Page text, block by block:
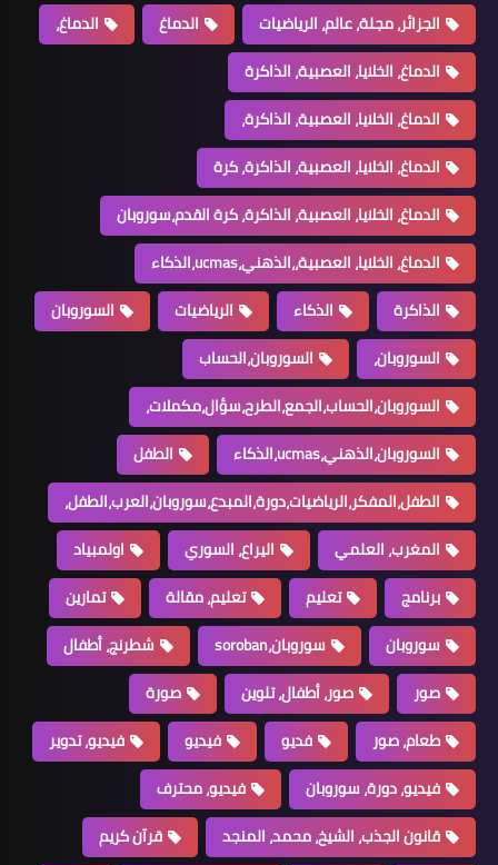
الجزائر، مجلة، عالم، الرياضيات الدماغ
الدماغ،
الدماغ، الخلايا، العصبية، الذاكرة
الدماغ، الخلايا، العصبية، الذاكرة،
الدماغ، الخلايا، العصبية، الذاكرة، كرة
الدماغ، الخلايا، العصبية، الذاكرة، كرة القدم،سوروبان
الدماغ، الخلايا، العصبية،،الذهني،ucmas،الذكاء
الذاكرة
الذكاء الرياضيات
السوروبان
السوروبان،
السوروبان،الحساب
السوروبان،الحساب،الجمع،الطرح،سؤال،مكملات،
السوروبان،الذهني،ucmas،الذكاء
الطفل
الطفل،المفكر،الرياضيات،دورة،المبدع،سوروبان،العرب،الطفل،
المغرب، العلمي
اليراع، السوري
اولمبياد
برنامج
تعليم تعليم، مقالة
تمارين
سوروبان
سوروبان،soroban
شطرنج، أطفال
صور
صور، أطفال، تلوين
صورة
طعام، صور
فديو فيديو
فيديو، تدوير
فيديو، دورة، سوروبان
فيديو، محترف
قانون الجذب، الشيخ، محمد، المنجد
قرآن كريم